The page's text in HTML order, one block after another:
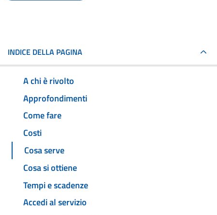
INDICE DELLA PAGINA
A chi è rivolto
Approfondimenti
Come fare
Costi
Cosa serve
Cosa si ottiene
Tempi e scadenze
Accedi al servizio